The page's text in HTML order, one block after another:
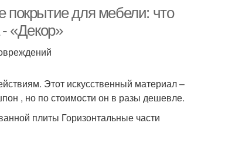
для мебели: что
«Декор»
Этот искусственный материал –
, но по стоимости он в разы дешевле.
плиты Горизонтальные части